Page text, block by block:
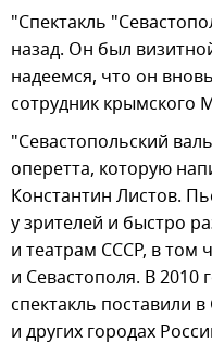
"Спектакль
назад. Он был
надеемся, что он
сотрудник крымского
"Севастопольский
оперетта, которую
Константин Листов.
у зрителей и быстро
и театрам СССР, в том
и Севастополя. В 2010
спектакль поставили
и других городах